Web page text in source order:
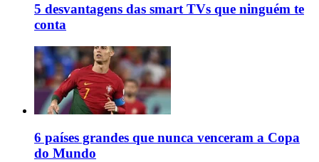
5 desvantagens das smart TVs que ninguém te
conta
6 países grandes que nunca venceram a Copa
do Mundo